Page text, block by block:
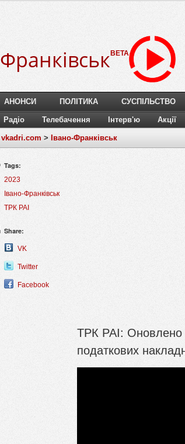
Франківськ BETA
АНОНСИ ПОЛІТИКА СУСПІЛЬСТВО
Радіо Телебачення Інтерв'ю Акції
vkadri.com > Івано-Франківськ
Tags:
2023
Івано-Франківськ
ТРК РАІ
Share:
VK
Twitter
Facebook
ТРК РАІ: Оновлено
податкових